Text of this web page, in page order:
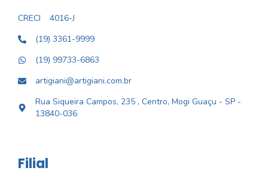
CRECI
4016-J
(19) 3361-9999
(19) 99733-6863
artigiani@artigiani.com.br
Rua Siqueira Campos, 235 , Centro, Mogi Guaçu - SP -
13840-036
Filial